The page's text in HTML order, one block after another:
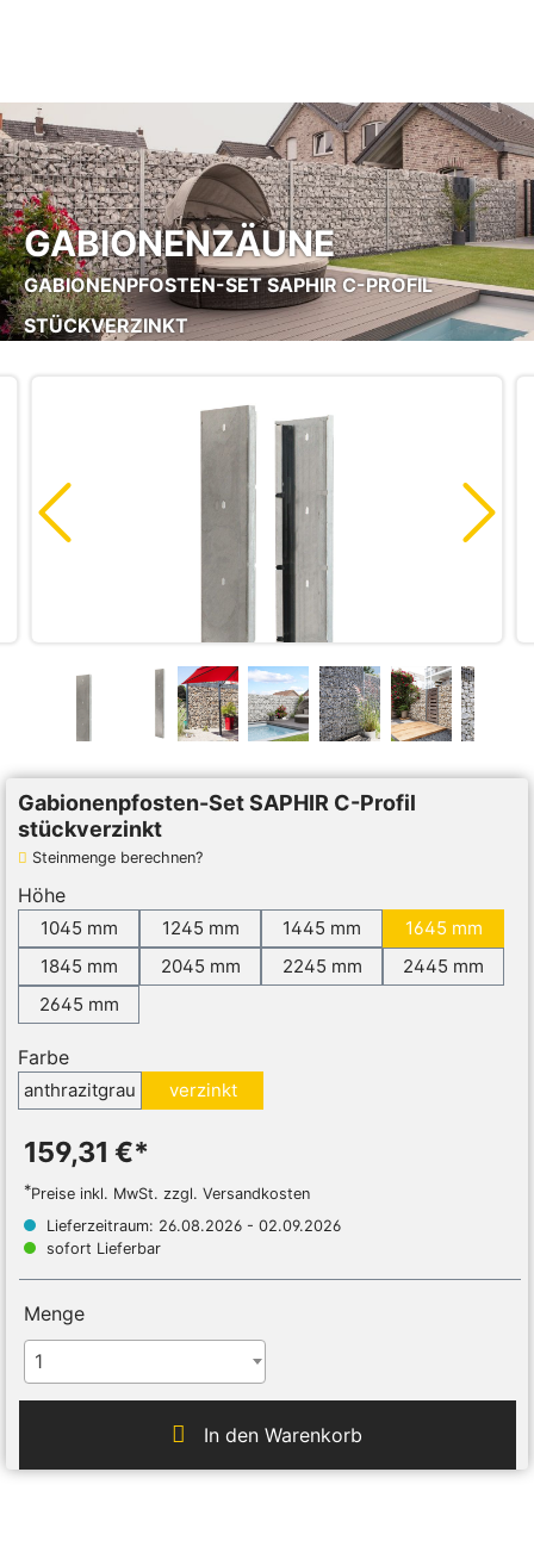
GABIONENZÄUNE
GABIONENPFOSTEN-SET SAPHIR C-PROFIL
STÜCKVERZINKT
Gabionenpfosten-Set SAPHIR C-Profil
stückverzinkt
Steinmenge berechnen?
Höhe
1045 mm 1245 mm 1445 mm
1645 mm
1845 mm
2045 mm 2245 mm
2445 mm
2645 mm
Farbe
anthrazitgrau verzinkt
159,31 €*
*Preise inkl. MwSt. zzgl. Versandkosten
Lieferzeitraum: 26.08.2026 - 02.09.2026
sofort Lieferbar
Menge
1
In den Warenkorb